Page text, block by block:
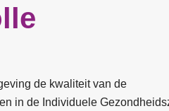
de kwaliteit van de
in de Individuele